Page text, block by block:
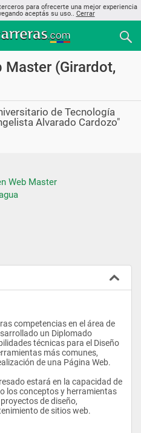
para ofrecerte una mejor experiencia
aceptás su uso.. Cerrar
Master (Girardot,
de Tecnología
Alvarado Cardozo"
Web Master
competencias en el área de
un Diplomado
técnicas para el Diseño
más comunes,
de una Página Web.
los conceptos y herramientas
de diseño,
de sitios web.